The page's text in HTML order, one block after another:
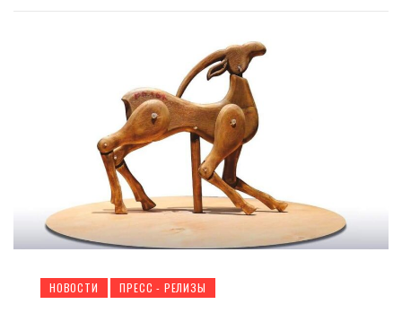
НОВОСТИ ПРЕСС - РЕЛИЗЫ